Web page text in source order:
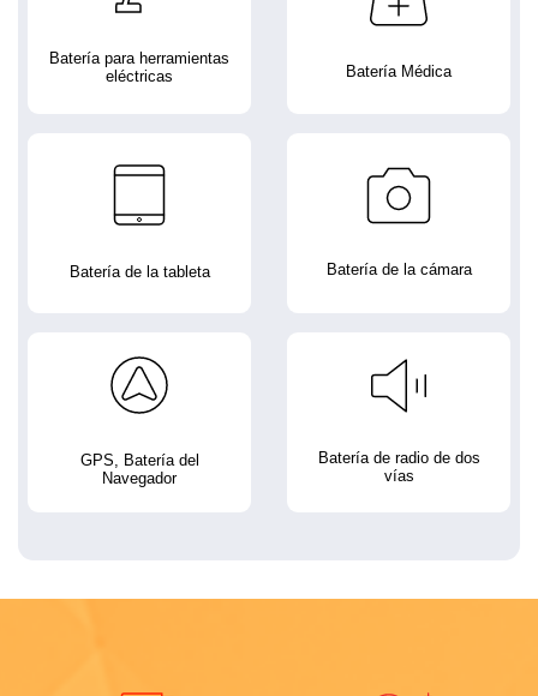
Batería para herramientas
eléctricas
Batería Médica
Batería de la tableta Batería de la cámara
GPS, Batería del
Navegador
Batería de radio de dos
vías